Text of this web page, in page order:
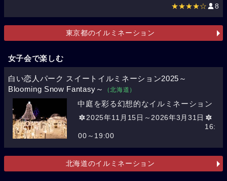
★★★★☆ 8
東京都のイルミネーション
女子会で楽しむ
白い恋人パーク スイートイルミネーション2025～
Blooming Snow Fantasy～
（北海道）
中庭を彩る幻想的なイルミネーション
2025年11月15日～2026年3月31日
16:
00～19:00
北海道のイルミネーション